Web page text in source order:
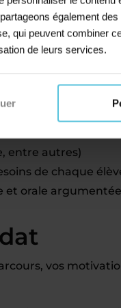
également
qui peuvent combiner
de leurs services.
ou en stage
activité parallèle
en lien avec les
entre autres)
de chaque
et orale
vos